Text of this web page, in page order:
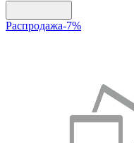
Распродажа-7%